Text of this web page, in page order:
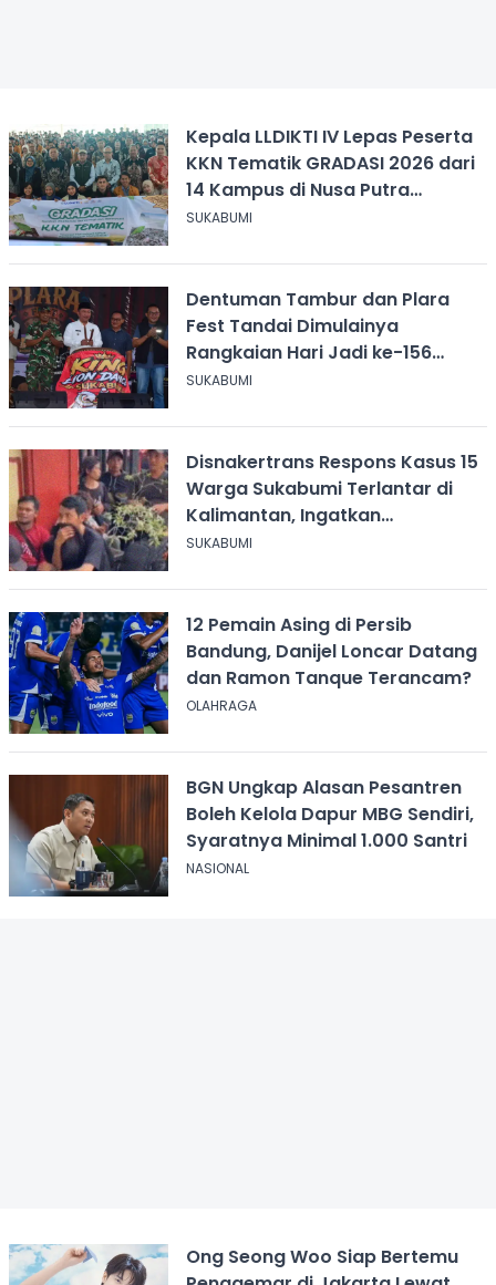
Kepala LLDIKTI IV Lepas Peserta
KKN Tematik GRADASI 2026 dari
14 Kampus di Nusa Putra
University
SUKABUMI
Dentuman Tambur dan Plara
Fest Tandai Dimulainya
Rangkaian Hari Jadi ke-156
Kabupaten Sukabumi
SUKABUMI
Disnakertrans Respons Kasus 15
Warga Sukabumi Terlantar di
Kalimantan, Ingatkan
Pentingnya Perjanjian Kerja
SUKABUMI
12 Pemain Asing di Persib
Bandung, Danijel Loncar Datang
dan Ramon Tanque Terancam?
OLAHRAGA
BGN Ungkap Alasan Pesantren
Boleh Kelola Dapur MBG Sendiri,
Syaratnya Minimal 1.000 Santri
NASIONAL
Ong Seong Woo Siap Bertemu